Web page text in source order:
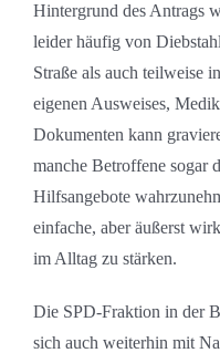
Hintergrund des Antrags
leider häufig von
Straße als auch teilweise
eigenen Ausweises,
Dokumenten kann
manche Betroffene sogar
Hilfsangebote
einfache, aber äußerst
im Alltag zu stärken.
Die SPD-Fraktion in der
sich auch weiterhin mit